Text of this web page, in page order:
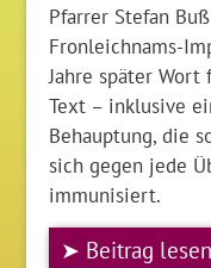
Pfarrer Stefan
Fronleichnams-
Jahre später
Text – inklusive
Behauptung, die
sich gegen jede
immunisiert.
➤ Beitrag lesen